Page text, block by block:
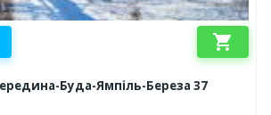
shopping_cart
Буда-Ямпіль-Береза 37